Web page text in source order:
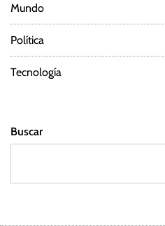
Mundo
Política
Tecnología
Buscar